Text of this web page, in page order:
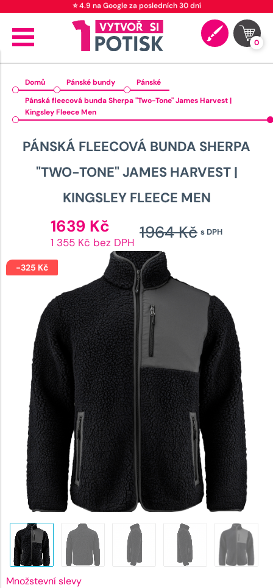
⭐ 4.9 na Google za posledních 30 dní
0
Domů Pánské bundy
Pánské
Pánská fleecová bunda Sherpa "Two-Tone" James Harvest |
Kingsley Fleece Men
PÁNSKÁ FLEECOVÁ BUNDA SHERPA
"TWO-TONE" JAMES HARVEST |
KINGSLEY FLEECE MEN
s DPH
1964Kč
1964
1639 Kč cena
je:
1639 Kč.
1 355 Kč bez DPH
-325 Kč
Množstevní slevy